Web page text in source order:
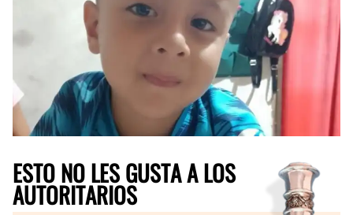
ESTO NO LES GUSTA A LOS
AUTORITARIOS